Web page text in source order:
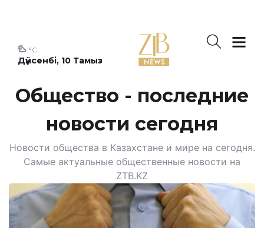
Дүйсенбі, 10 Тамыз
°C
Общество - последние
новости сегодня
Новости общества в Казахстане и мире на сегодня.
Самые актуальные общественные новости на
ZTB.KZ